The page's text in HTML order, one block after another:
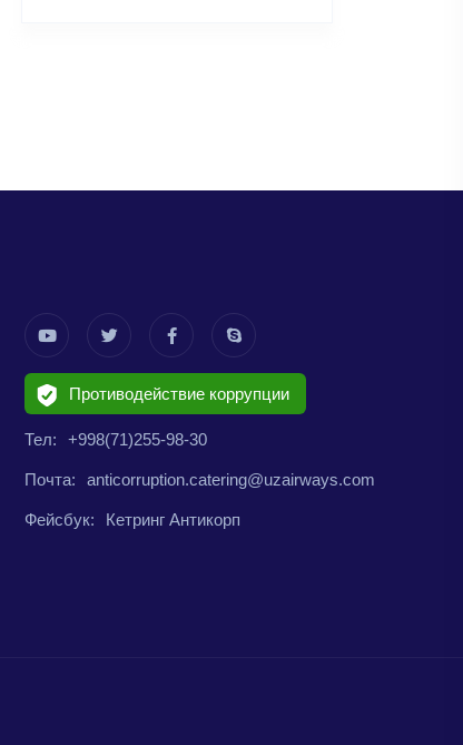
Противодействие коррупции
Тел: +998(71)255-98-30
Почта: anticorruption.catering@uzairways.com
Фейсбук: Кетринг Антикорп